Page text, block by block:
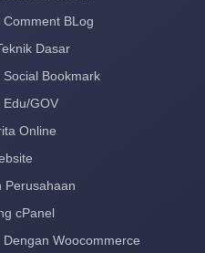
BLog
Dasar
Bookmark
Edu/GOV
Online
Perusahaan
cPanel
Woocommerce